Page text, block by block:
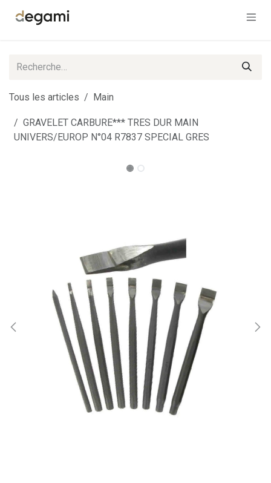
Tous les articles Main
GRAVELET CARBURE*** TRES DUR MAIN
UNIVERS/EUROP N°04 R7837 SPECIAL GRES